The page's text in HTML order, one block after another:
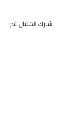
شارك المقال عبر: